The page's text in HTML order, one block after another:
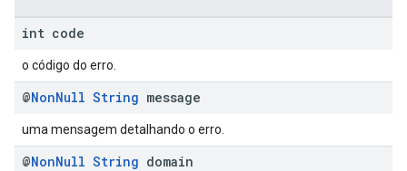
int code
o código do erro.
@NonNull String message
uma mensagem detalhando o erro.
@NonNull String domain